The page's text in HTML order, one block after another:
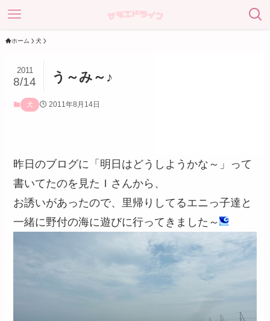
ホーム 犬
う～み～♪
2011
8/14
犬 2011年8月14日
昨日のブログに「明日はどうしようかな～」って
書いてたのを見たＩさんから、
お誘いがあったので、里帰りしてるエニっ子達と
一緒に野付の海に遊びに行ってきました～